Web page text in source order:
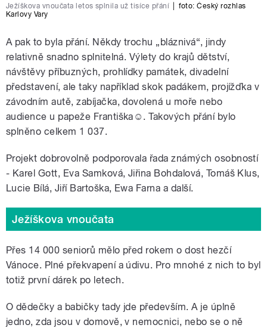
Ježíškova vnoučata letos splnila už tisíce přání foto:Český rozhlas
Karlovy Vary
A pak to byla přání. Někdy trochu „bláznivá“, jindy
relativně snadno splnitelná. Výlety do krajů dětství,
návštěvy příbuzných, prohlídky památek, divadelní
představení, ale taky například skok padákem, projížďka v
závodním autě, zabíjačka, dovolená u moře nebo
audience u papeže Františka☺. Takových přání bylo
splněno celkem 1 037.
Projekt dobrovolně podporovala řada známých osobností
- Karel Gott, Eva Samková, Jiřina Bohdalová, Tomáš Klus,
Lucie Bílá, Jiří Bartoška, Ewa Farna a další.
Ježíškova vnoučata
Přes 14 000 seniorů mělo před rokem o dost hezčí
Vánoce. Plné překvapení a údivu. Pro mnohé z nich to byl
totiž první dárek po letech.
O dědečky a babičky tady jde především. A je úplně
jedno, zda jsou v domově, v nemocnici, nebo se o ně